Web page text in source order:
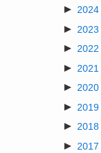
► 2024
► 2023
► 2022
► 2021
► 2020
► 2019
► 2018
► 2017